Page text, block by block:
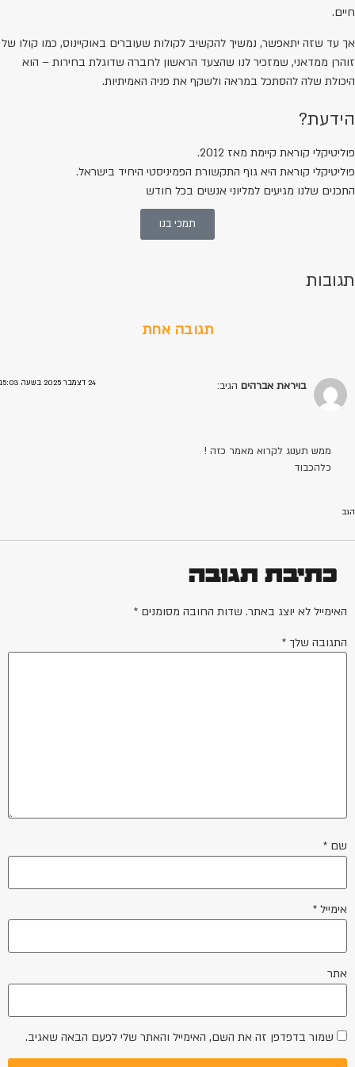
חיים.
אך עד שזה יתאפשר, נמשיך להקשיב לקולות שעוברים באוקיינוס, כמו קולו של
זוהרן ממדאני, שמזכיר לנו שהצעד הראשון לחברה שדוגלת בחירות – הוא
היכולת שלה להסתכל במראה ולשקף את פניה האמיתיות.
הידעת?
פוליטיקלי קוראת קיימת מאז 2012.
פוליטיקלי קוראת היא גוף התקשורת הפמיניסטי היחיד בישראל.
התכנים שלנו מגיעים למליוני אנשים בכל חודש
תמכי בנו
תגובות
תגובה אחת
בויראת אברהים הגיב: 24 דצמבר 2025 בשעה 15:03
ממש תענוג לקרוא מאמר כזה !
כלהכבוד
הגב
כתיבת תגובה
האימייל לא יוצג באתר. שדות החובה מסומנים *
התגובה שלך *
שם *
אימייל *
אתר
שמור בדפדפן זה את השם, האימייל והאתר שלי לפעם הבאה שאגיב.